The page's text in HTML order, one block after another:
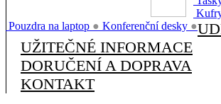
Pouzdra na laptop ● Konferenční desky ●
UŽITEČNÉ INFORMACE
DORUČENÍ A DOPRAVA
KONTAKT